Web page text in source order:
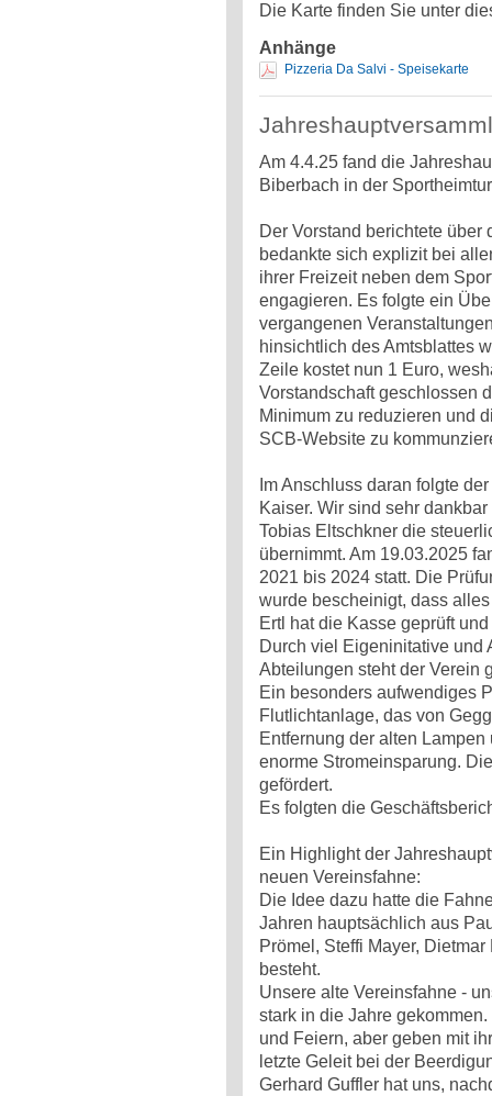
Die Karte finden Sie unter
Anhänge
Pizzeria Da Salvi - Speisekarte
Am 4.4.25 fand die
Biberbach in der
Der Vorstand berichtete über
bedankte sich explizit bei
ihrer Freizeit neben dem
engagieren. Es folgte ein
vergangenen
hinsichtlich des Amtsblattes
Zeile kostet nun 1 Euro,
Vorstandschaft geschlossen
Minimum zu reduzieren und
SCB-Website zu
Im Anschluss daran folgte
Kaiser. Wir sind sehr
Tobias Eltschkner die
übernimmt. Am 19.03.2025
2021 bis 2024 statt. Die
wurde bescheinigt, dass
Ertl hat die Kasse geprüft
Durch viel Eigeninitative und
Abteilungen steht der Verein
Ein besonders aufwendiges
Flutlichtanlage, das von
Entfernung der alten
enorme Stromeinsparung.
gefördert.
Es folgten die
Ein Highlight der
neuen Vereinsfahne:
Die Idee dazu hatte die
Jahren hauptsächlich aus
Prömel, Steffi Mayer,
besteht.
Unsere alte Vereinsfahne -
stark in die Jahre
und Feiern, aber geben mit
letzte Geleit bei der
Gerhard Guffler hat uns,